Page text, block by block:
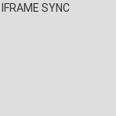
IFRAME SYNC